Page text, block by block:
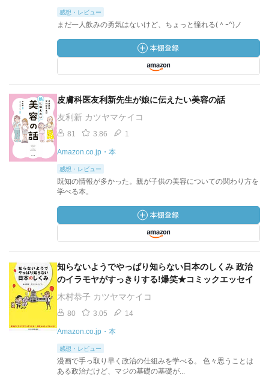
感想・レビュー
まだ一人飲みの勇気はないけど、ちょっと憧れる(＾ｰ^)ノ
皮膚科医友利新先生が娘に伝えたい美容の話
友利新 カツヤマケイコ
81 3.86 1
Amazon.co.jp・本
感想・レビュー
既知の情報が多かった。親が子供の美容についての関わり方を
学べる本。
知らないようでやっぱり知らない日本のしくみ 政治
のイラモヤがすっきりする!爆笑★コミックエッセイ
木村恭子 カツヤマケイコ
80 3.05 14
Amazon.co.jp・本
感想・レビュー
漫画で手っ取り早く政治の仕組みを学べる。 色々思うことは
ある政治だけど、マジの基礎の基礎が...